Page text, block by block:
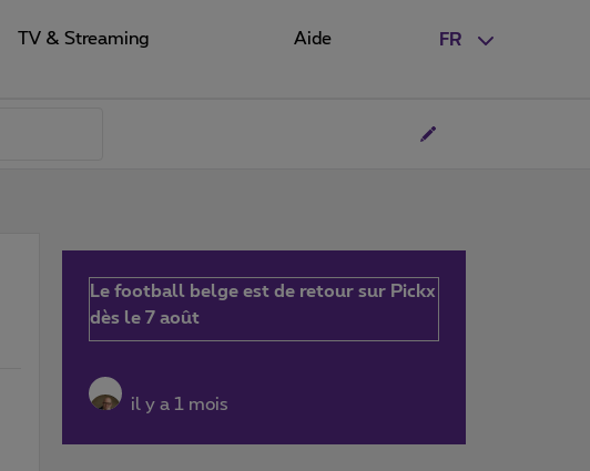
FR
TV & Streaming Aide
Le football belge est de retour sur Pickx
dès le 7 août
il y a 1 mois